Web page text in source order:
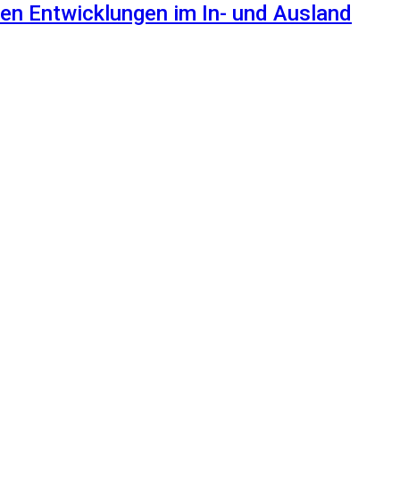
Entwicklungen im In- und Ausland